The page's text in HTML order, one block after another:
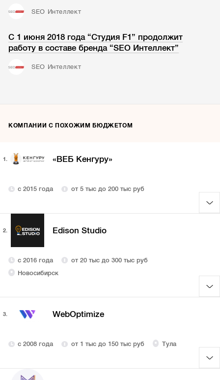
SEO Интеллект
C 1 июня 2018 года “Студия F1” продолжит
работу в составе бренда “SEO Интеллект”
SEO Интеллект
КОМПАНИИ С ПОХОЖИМ БЮДЖЕТОМ
1. «ВЕБ Кенгуру»
с 2015 года от 5 тыс до 200 тыс руб
2. Edison Studio
с 2016 года
от 20 тыс до 300 тыс руб
Новосибирск
3. WebOptimize
с 2008 года от 1 тыс до 150 тыс руб Тула